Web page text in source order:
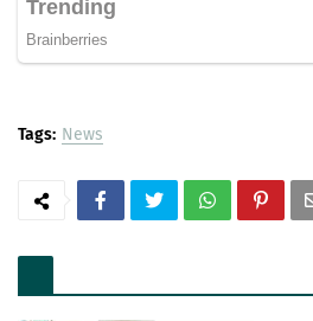
Tags: News